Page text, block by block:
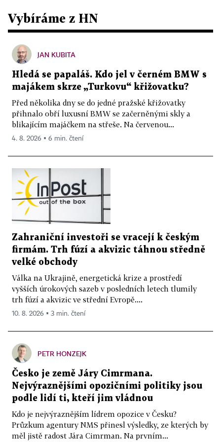
Vybíráme z HN
JAN KUBITA
Hledá se papaláš. Kdo jel v černém BMW s
majákem skrze „Turkovu“ křižovatku?
Před několika dny se do jedné pražské křižovatky
přihnalo obří luxusní BMW se začerněnými skly a
blikajícím majáčkem na střeše. Na červenou...
4. 8. 2026 ▪ 6 min. čtení
Zahraniční investoři se vracejí k českým
firmám. Trh fúzí a akvizic táhnou středně
velké obchody
Válka na Ukrajině, energetická krize a prostředí
vyšších úrokových sazeb v posledních letech tlumily
trh fúzí a akvizic ve střední Evropě....
10. 8. 2026 ▪ 3 min. čtení
PETR HONZEJK
Česko je země Járy Cimrmana.
Nejvýraznějšími opozičními politiky jsou
podle lidí ti, kteří jim vládnou
Kdo je nejvýraznějším lídrem opozice v Česku?
Průzkum agentury NMS přinesl výsledky, ze kterých by
měl jistě radost Jára Cimrman. Na prvním...